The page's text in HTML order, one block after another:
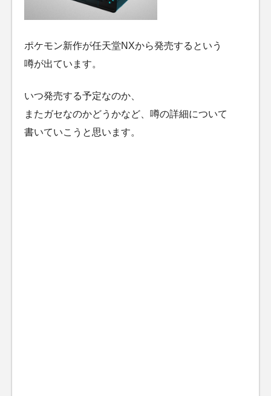
ポケモン新作が任天堂NXから発売するという
噂が出ています。
いつ発売する予定なのか、
またガセなのかどうかなど、噂の詳細について
書いていこうと思います。